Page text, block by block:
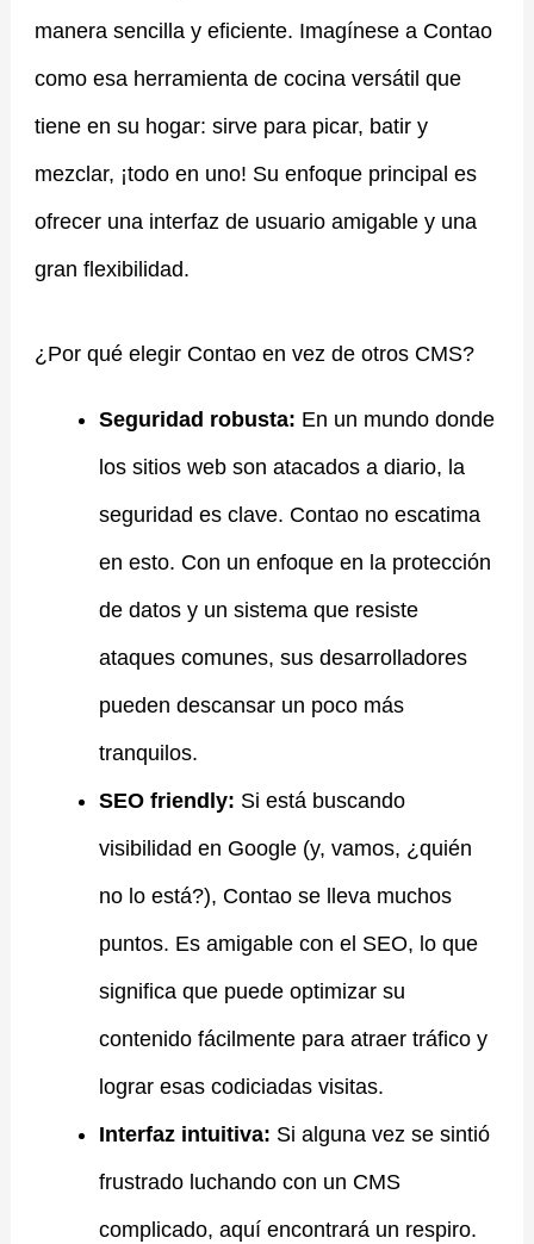
manera sencilla y eficiente. Imagínese a Contao
como esa herramienta de cocina versátil que
tiene en su hogar: sirve para picar, batir y
mezclar, ¡todo en uno! Su enfoque principal es
ofrecer una interfaz de usuario amigable y una
gran flexibilidad.
¿Por qué elegir Contao en vez de otros CMS?
Seguridad robusta: En un mundo donde
los sitios web son atacados a diario, la
seguridad es clave. Contao no escatima
en esto. Con un enfoque en la protección
de datos y un sistema que resiste
ataques comunes, sus desarrolladores
pueden descansar un poco más
tranquilos.
SEO friendly: Si está buscando
visibilidad en Google (y, vamos, ¿quién
no lo está?), Contao se lleva muchos
puntos. Es amigable con el SEO, lo que
significa que puede optimizar su
contenido fácilmente para atraer tráfico y
lograr esas codiciadas visitas.
Interfaz intuitiva: Si alguna vez se sintió
frustrado luchando con un CMS
complicado, aquí encontrará un respiro.